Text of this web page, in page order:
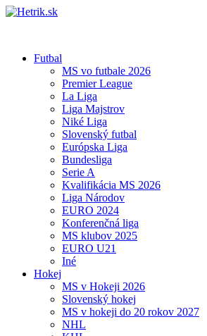
Futbal
MS vo futbale 2026
Premier League
La Liga
Liga Majstrov
Niké Liga
Slovenský futbal
Európska Liga
Bundesliga
Serie A
Kvalifikácia MS 2026
Liga Národov
EURO 2024
Konferenčná liga
MS klubov 2025
EURO U21
Iné
Hokej
MS v Hokeji 2026
Slovenský hokej
MS v hokeji do 20 rokov 2027
NHL